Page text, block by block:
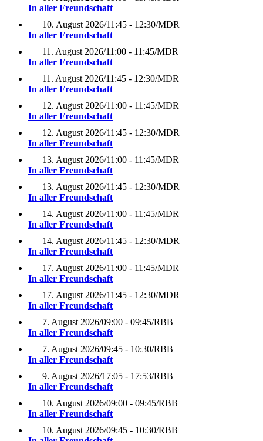
In aller Freundschaft
10. August 2026/11:45 - 12:30/MDR
In aller Freundschaft
11. August 2026/11:00 - 11:45/MDR
In aller Freundschaft
11. August 2026/11:45 - 12:30/MDR
In aller Freundschaft
12. August 2026/11:00 - 11:45/MDR
In aller Freundschaft
12. August 2026/11:45 - 12:30/MDR
In aller Freundschaft
13. August 2026/11:00 - 11:45/MDR
In aller Freundschaft
13. August 2026/11:45 - 12:30/MDR
In aller Freundschaft
14. August 2026/11:00 - 11:45/MDR
In aller Freundschaft
14. August 2026/11:45 - 12:30/MDR
In aller Freundschaft
17. August 2026/11:00 - 11:45/MDR
In aller Freundschaft
17. August 2026/11:45 - 12:30/MDR
In aller Freundschaft
7. August 2026/09:00 - 09:45/RBB
In aller Freundschaft
7. August 2026/09:45 - 10:30/RBB
In aller Freundschaft
9. August 2026/17:05 - 17:53/RBB
In aller Freundschaft
10. August 2026/09:00 - 09:45/RBB
In aller Freundschaft
10. August 2026/09:45 - 10:30/RBB